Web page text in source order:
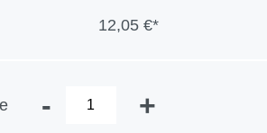
12,05 €*
- +